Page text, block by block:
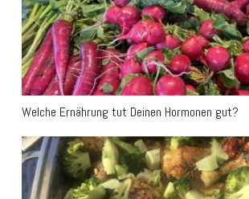
Welche Ernährung tut Deinen Hormonen gut?
Wenn die beste Freundin für Dich kocht …